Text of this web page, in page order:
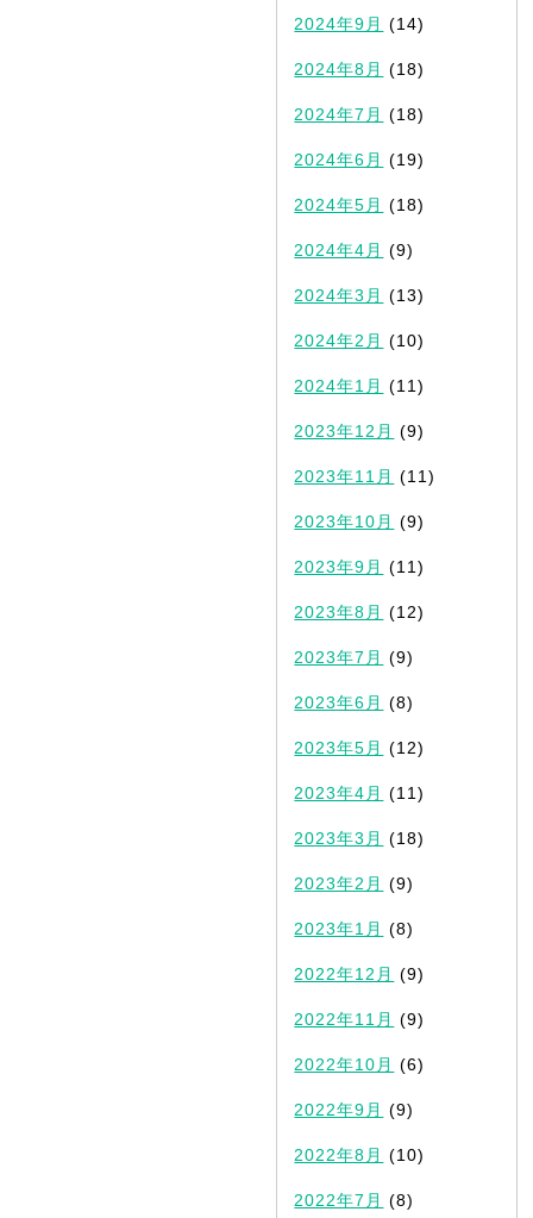
2024年9月 (14)
2024年8月 (18)
2024年7月 (18)
2024年6月 (19)
2024年5月 (18)
2024年4月 (9)
2024年3月 (13)
2024年2月 (10)
2024年1月 (11)
2023年12月 (9)
2023年11月 (11)
2023年10月 (9)
2023年9月 (11)
2023年8月 (12)
2023年7月 (9)
2023年6月 (8)
2023年5月 (12)
2023年4月 (11)
2023年3月 (18)
2023年2月 (9)
2023年1月 (8)
2022年12月 (9)
2022年11月 (9)
2022年10月 (6)
2022年9月 (9)
2022年8月 (10)
2022年7月 (8)